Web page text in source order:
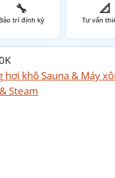
🔧
Bảo trì định kỳ
📐
Tư vấn
hơi khô Sauna & Máy
Steam